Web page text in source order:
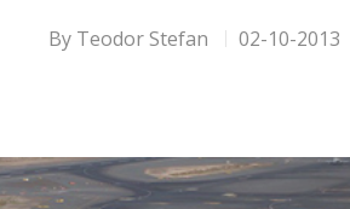
By Teodor Stefan 02-10-2013